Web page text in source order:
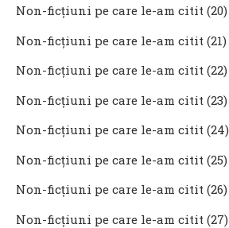
Non-ficţiuni pe care le-am citit (20)
Non-ficţiuni pe care le-am citit (21)
Non-ficţiuni pe care le-am citit (22)
Non-ficţiuni pe care le-am citit (23)
Non-ficţiuni pe care le-am citit (24)
Non-ficţiuni pe care le-am citit (25)
Non-ficţiuni pe care le-am citit (26)
Non-ficţiuni pe care le-am citit (27)